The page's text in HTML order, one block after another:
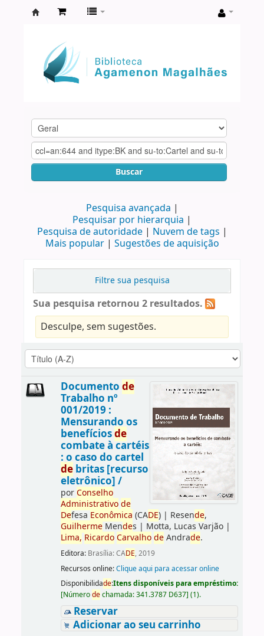
Agamenon
Magalhães
Buscar
Pesquisa avançada
Pesquisar por hierarquia
Pesquisa de autoridade
Nuvem de tags
Mais popular
Sugestões de aquisição
Filtre sua pesquisa
Sua pesquisa retornou 2 resultados.
Desculpe, sem sugestões.
Documento de
Trabalho nº
001/2019 :
Mensurando os
benefíciosde
combate à cartéis
: o caso do cartel
debritas [recurso
eletrônico] /
porConselho
Administrativo de
Defesa Econômica (CADE)| Resende,
GuilhermeMendes | Motta, Lucas Varjão|
Lima, Ricardo Carvalho deAndrade.
Editora: Brasília: CADE, 2019
Recursos online:Clique aqui para acessar online
Disponibilidade:Itens disponíveis para empréstimo:
[Númerodechamada:341.3787 D637] (1).
Reservar
Adicionar ao seu carrinho